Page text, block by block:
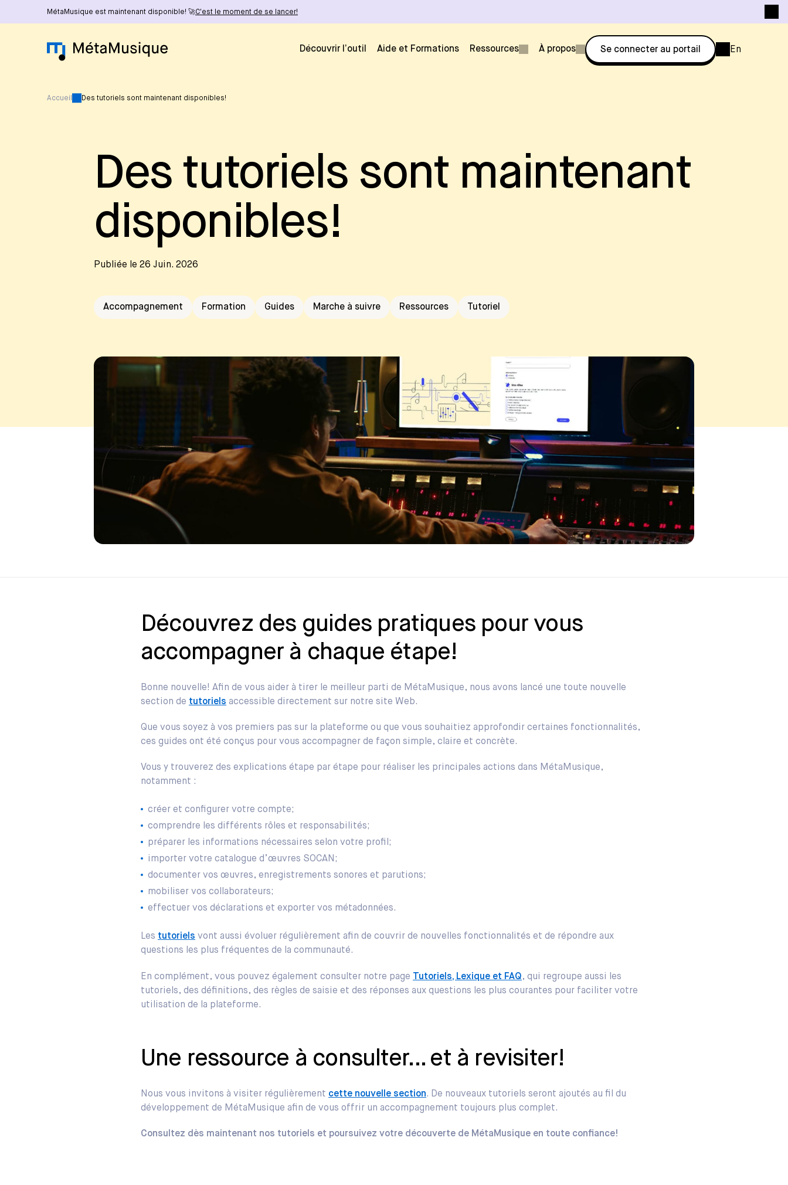
MétaMusique est maintenant disponible! 🚀C'est le moment de se lancer!
Découvrir l’outil Aide et Formations Ressources À propos Se connecter au portail En
Accueil Des tutoriels sont maintenant disponibles!
Des tutoriels sont maintenant
disponibles!
Publiée le 26 Juin. 2026
Accompagnement Formation Guides Marche à suivre Ressources Tutoriel
Découvrez des guides pratiques pour vous
accompagner à chaque étape!
Bonne nouvelle! Afin de vous aider à tirer le meilleur parti de MétaMusique, nous avons lancé une toute nouvelle
section de tutoriels accessible directement sur notre site Web.
Que vous soyez à vos premiers pas sur la plateforme ou que vous souhaitiez approfondir certaines fonctionnalités,
ces guides ont été conçus pour vous accompagner de façon simple, claire et concrète.
Vous y trouverez des explications étape par étape pour réaliser les principales actions dans MétaMusique,
notamment :
créer et configurer votre compte;
comprendre les différents rôles et responsabilités;
préparer les informations nécessaires selon votre profil;
importer votre catalogue d’œuvres SOCAN;
documenter vos œuvres, enregistrements sonores et parutions;
mobiliser vos collaborateurs;
effectuer vos déclarations et exporter vos métadonnées.
Les tutoriels vont aussi évoluer régulièrement afin de couvrir de nouvelles fonctionnalités et de répondre aux
questions les plus fréquentes de la communauté.
En complément, vous pouvez également consulter notre page Tutoriels, Lexique et FAQ, qui regroupe aussi les
tutoriels, des définitions, des règles de saisie et des réponses aux questions les plus courantes pour faciliter votre
utilisation de la plateforme.
Une ressource à consulter… et à revisiter!
Nous vous invitons à visiter régulièrement cette nouvelle section. De nouveaux tutoriels seront ajoutés au fil du
développement de MétaMusique afin de vous offrir un accompagnement toujours plus complet.
Consultez dès maintenant nos tutoriels et poursuivez votre découverte de MétaMusique en toute confiance!